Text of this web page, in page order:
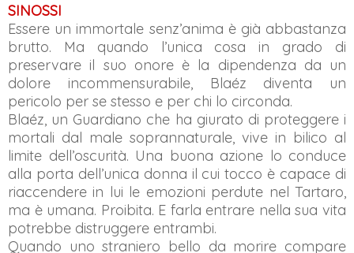
SINOSSI
Essere un immortale senz’anima è già abbastanza
brutto. Ma quando l’unica cosa in grado di
preservare il suo onore è la dipendenza da un
dolore incommensurabile, Blaéz diventa un
pericolo per se stesso e per chi lo circonda.
Blaéz, un Guardiano che ha giurato di proteggere i
mortali dal male soprannaturale, vive in bilico al
limite dell’oscurità. Una buona azione lo conduce
alla porta dell’unica donna il cui tocco è capace di
riaccendere in lui le emozioni perdute nel Tartaro,
ma è umana. Proibita. E farla entrare nella sua vita
potrebbe distruggere entrambi.
Quando uno straniero bello da morire compare